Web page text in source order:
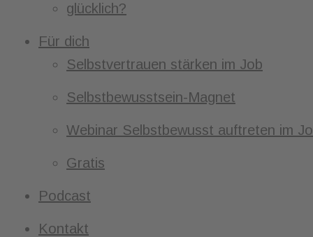
glücklich?
Für dich
Selbstvertrauen stärken im Job
Selbstbewusstsein-Magnet
Webinar Selbstbewusst auftreten im
Gratis
Podcast
Kontakt